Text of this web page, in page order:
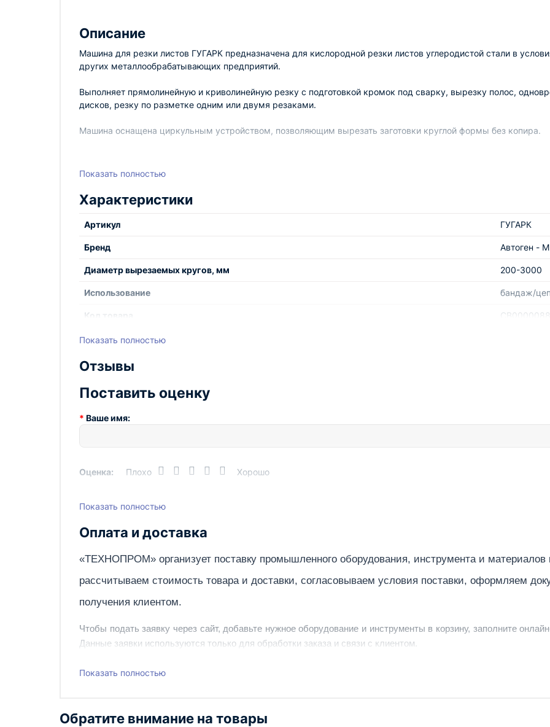
Описание
Машина для резки листов ГУГАРК предназначена для кислородной резки листов углеродистой стали в
других металлообрабатывающих предприятий.
Bыполняет прямолинейную и криволинейную резку с подготовкой кромок под сварку, вырезку полос,
дисков, резку по разметке одним или двумя резаками.
Машина оснащена циркульным устройством, позволяющим вырезать заготовки круглой формы без копира.
Показать полностью
Характеристики
Артикул ГУГАРК
Бренд Автоген - М
Диаметр вырезаемых кругов, мм 200-3000
Использование бандаж/
Код товара
Напряжение, В
Одновременно работающих резаков, шт
Страна производства
Показать полностью
Отзывы
Поставить оценку
Ваше имя:
Оценка: Плохо Хорошо
Написать отзыв
Показать полностью
Оплата и доставка
«ТЕХНОПРОМ» организует поставку промышленного оборудования, инструмента и материалов
рассчитываем стоимость товара и доставки, согласовываем условия поставки, оформляем
получения клиентом.
Чтобы подать заявку через сайт, добавьте нужное оборудование и инструменты в корзину, заполните
Данные заявки используются только для обработки заказа и связи с клиентом.
Наш сотрудник свяжется с вами, чтобы подтвердить заявку, уточнить детали, рассчитать стоимость
Показать полностью
Обратите внимание на товары